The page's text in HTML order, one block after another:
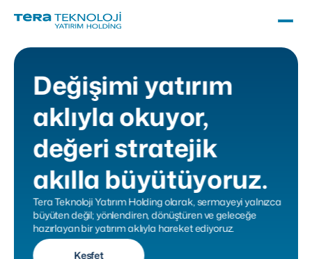
Değişimi yatırım
aklıyla okuyor,
değeri stratejik
akılla büyütüyoruz.
Tera Teknoloji Yatırım Holding olarak, sermayeyi yalnızca
büyüten değil; yönlendiren, dönüştüren ve geleceğe
hazırlayan bir yatırım aklıyla hareket ediyoruz.
Keşfet